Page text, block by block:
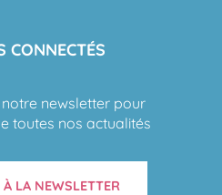
CONNECTÉS
newsletter pour
toutes nos actualités
LA NEWSLETTER